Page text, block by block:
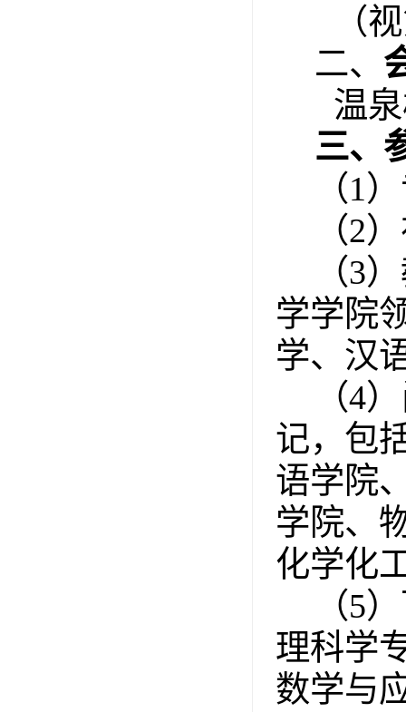
（
二、
温
三、
（1
（2
（3
学学院
学、汉
（4）
记，包
语学院
学院、
化学化
（5）
理科学
数学与